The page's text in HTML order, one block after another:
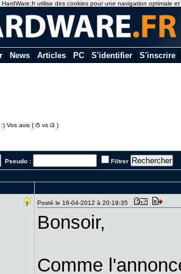
News Articles PC S'identifier S'inscrire
Vos avis ( i5 vs i3 )
Pseudo : Filtrer
Posté le 16-04-2012 à 20:19:35
Bonsoir,
Comme
HardWare.fr utilise des cookies pour une navigation optimale